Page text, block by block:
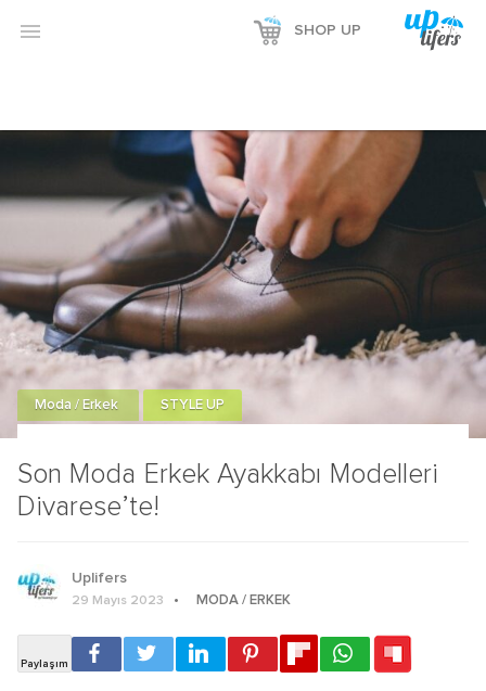
 SHOP UP
Son Moda Erkek Ayakkabı Modelleri
Divarese’te!
Moda / Erkek STYLE UP
Uplifers
29 Mayıs 2023 MODA / ERKEK